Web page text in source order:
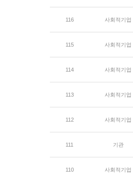
116 사회적기업
115 사회적기업
114 사회적기업
113 사회적기업
112 사회적기업
111 기관
110 사회적기업